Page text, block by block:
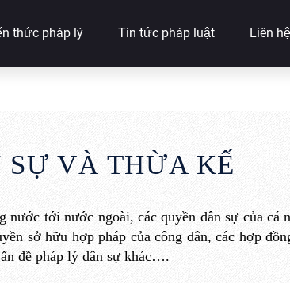
thức pháp lý Tin tức pháp luật Liên hệ
SỰ VÀ THỪA KẾ
tới nước ngoài, các quyền dân sự của cá
sở hữu hợp pháp của công dân, các hợp
đề pháp lý dân sự khác….